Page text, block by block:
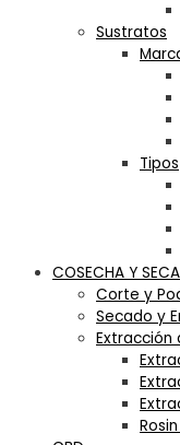
Sustratos
Tipos
COSECHA Y
Corte y
Secado y
Extracción